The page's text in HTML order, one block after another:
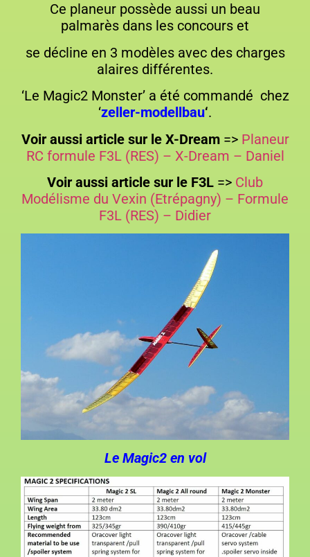
Ce planeur possède aussi un beau
palmarès dans les concours et
se décline en 3 modèles avec des charges
alaires différentes.
‘Le Magic2 Monster’ a été commandé chez
‘zeller-modellbau‘.
Voir aussi article sur le X-Dream=> Planeur
RC formule F3L (RES) – X-Dream – Daniel
Voir aussi article sur le F3L => Club
Modélisme du Vexin (Etrépagny) – Formule
F3L (RES) – Didier
Le Magic2 en vol